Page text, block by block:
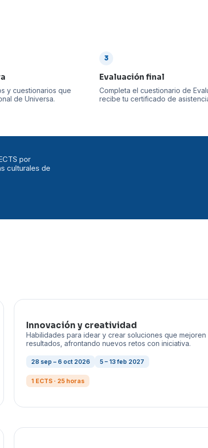
y cuestionarios que
de Universa.
3
Evaluación final
Completa el cuestionario de
recibe tu certificado de
por
culturales de
Innovación y creatividad
Habilidades para idear y crear soluciones que
resultados, afrontando nuevos retos con iniciativa.
28 sep – 6 oct 2026 5 – 13 feb 2027
1 ECTS · 25 horas